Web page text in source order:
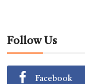
Follow Us
Facebook